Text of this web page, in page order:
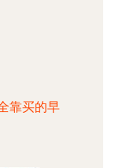
靠买的早